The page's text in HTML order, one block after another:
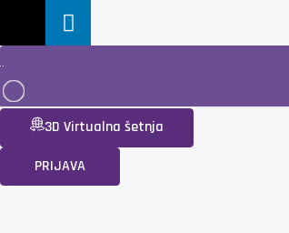
3D Virtualna šetnja
PRIJAVA